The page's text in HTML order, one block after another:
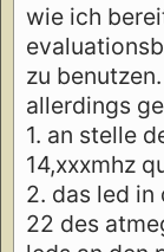
wie ich
zu
allerdings
1. an stelle
14,xxxmhz
2. das led in
22 des